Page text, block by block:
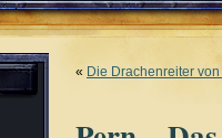
« Die Drachenreiter